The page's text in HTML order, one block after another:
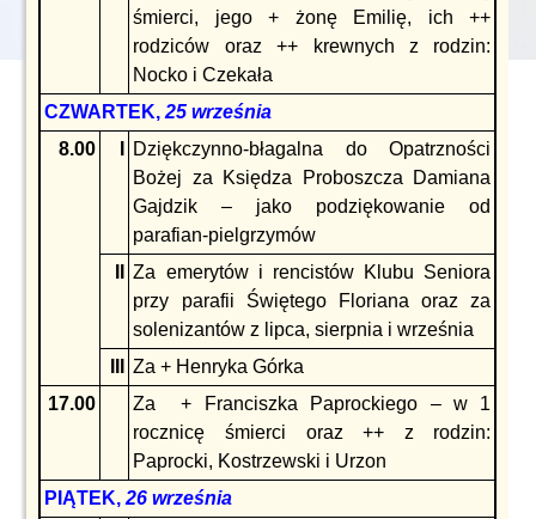
śmierci, jego + żonę Emilię, ich ++
rodziców oraz ++ krewnych z rodzin:
Nocko i Czekała
CZWARTEK,25 września
8.00
Dziękczynno-błagalna do Opatrzności
Bożej za Księdza Proboszcza Damiana
Gajdzik – jako podziękowanie od
parafian-pielgrzymów
Za emerytów i rencistów Klubu Seniora
przy parafii Świętego Floriana oraz za
solenizantów z lipca, sierpnia i września
Za + Henryka Górka
17.00
Za + Franciszka Paprockiego – w 1
rocznicę śmierci oraz ++ z rodzin:
Paprocki, Kostrzewski i Urzon
PIĄTEK,26 września